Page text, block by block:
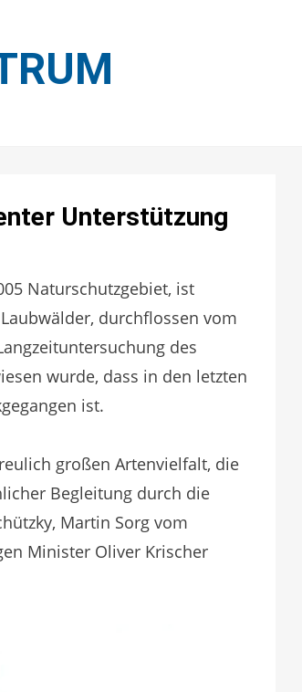
Unterstützung
Naturschutzgebiet, ist
durchflossen vom
des
wurde, dass in den letzten
ist.
großen Artenvielfalt, die
Begleitung durch die
Martin Sorg vom
Minister Oliver Krischer